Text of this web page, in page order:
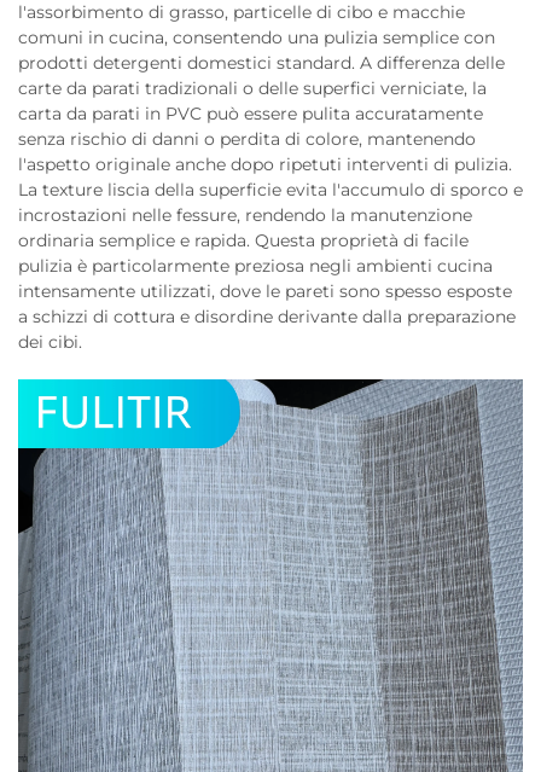
l'assorbimento di grasso, particelle di cibo e macchie
comuni in cucina, consentendo una pulizia semplice con
prodotti detergenti domestici standard. A differenza delle
carte da parati tradizionali o delle superfici verniciate, la
carta da parati in PVC può essere pulita accuratamente
senza rischio di danni o perdita di colore, mantenendo
l'aspetto originale anche dopo ripetuti interventi di pulizia.
La texture liscia della superficie evita l'accumulo di sporco e
incrostazioni nelle fessure, rendendo la manutenzione
ordinaria semplice e rapida. Questa proprietà di facile
pulizia è particolarmente preziosa negli ambienti cucina
intensamente utilizzati, dove le pareti sono spesso esposte
a schizzi di cottura e disordine derivante dalla preparazione
dei cibi.